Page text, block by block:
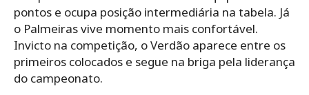
pontos e ocupa posição intermediária na tabela. Já
o Palmeiras vive momento mais confortável.
Invicto na competição, o Verdão aparece entre os
primeiros colocados e segue na briga pela liderança
do campeonato.